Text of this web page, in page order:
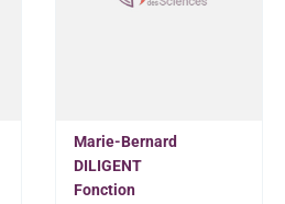
Marie-Bernard
DILIGENT
Fonction